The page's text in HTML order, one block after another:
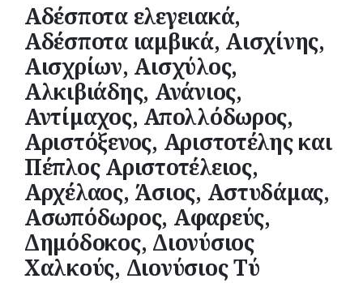
Αδέσποτα ελεγειακά,
Αδέσποτα ιαμβικά, Αισχίνης,
Αισχρίων, Αισχύλος,
Αλκιβιάδης, Ανάνιος,
Αντίμαχος, Απολλόδωρος,
Αριστόξενος, Αριστοτέλης και
Πέπλος Αριστοτέλειος,
Αρχέλαος, Άσιος, Αστυδάμας,
Ασωπόδωρος, Αφαρεύς,
Δημόδοκος, Διονύσιος
Χαλκούς, Διονύσιος Τύ